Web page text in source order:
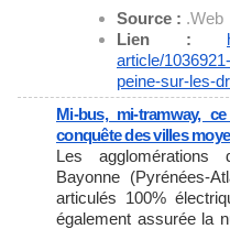
Source : .Web
Lien :
article/
peine-sur-les-
Mi-bus, mi-tramway,
conquête des villes
Les
Bayonne (Pyrénées-
articulés 100%
également assurée la